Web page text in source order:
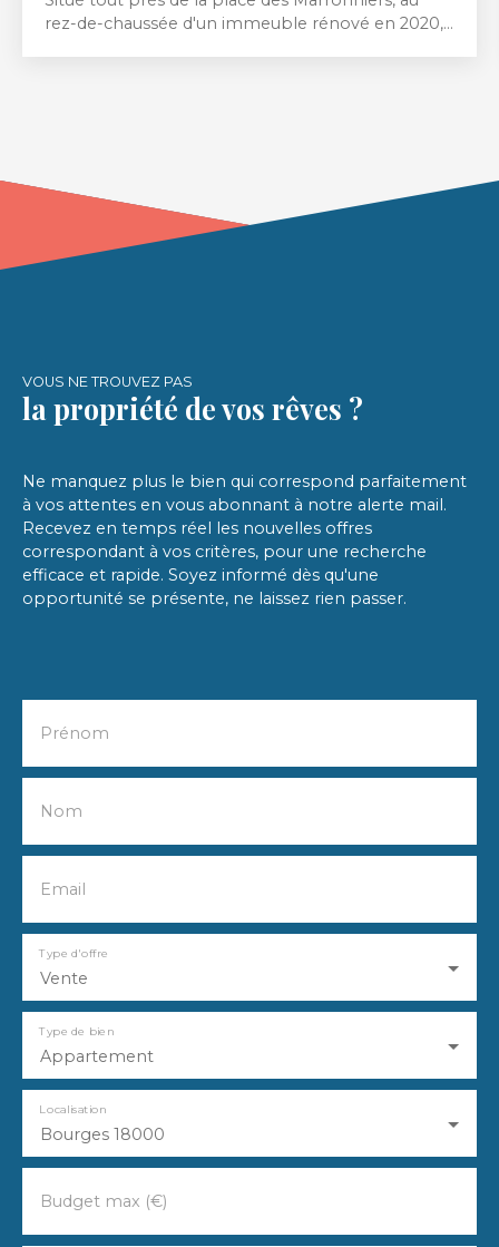
rez-de-chaussée d'un immeuble rénové en 2020,
privée ainsi qu'une place dans la cour privée de la
copropriété.
VOUS NE TROUVEZ PAS
la propriété de vos rêves ?
Ne manquez plus le bien qui correspond parfaitement
à vos attentes en vous abonnant à notre alerte mail.
Recevez en temps réel les nouvelles offres
correspondant à vos critères, pour une recherche
efficace et rapide. Soyez informé dès qu'une
opportunité se présente, ne laissez rien passer.
Prénom
Nom
Email
Vente
Type d'offre
Appartement
Type de bien
Bourges 18000
Localisation
Budget max (€)